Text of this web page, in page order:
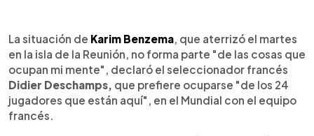
Escuchar artículo
La situación de Karim Benzema, que aterrizó el martes
en la isla de la Reunión, no forma parte "de las cosas que
ocupan mi mente", declaró el seleccionador francés
Didier Deschamps, que prefiere ocuparse "de los 24
jugadores que están aquí", en el Mundial con el equipo
francés.